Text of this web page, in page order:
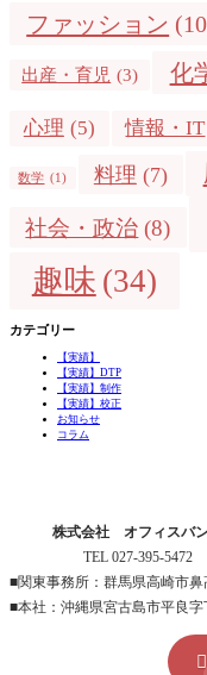
ファッション
出産・育児 (3) 化
心理 (5) 情報・IT
数学 (1) 料理 (7)
社会・政治 (8)
趣味 (34)
カテゴリー
【実績】
【実績】DTP
【実績】制作
【実績】校正
お知らせ
コラム
株式会社 オフィスバ
TEL 027-395-5472
■関東事務所：群馬県高崎市鼻
■本社：沖縄県宮古島市平良字